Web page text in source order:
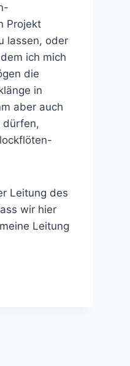
Projekt
lassen, oder
ich mich
die
in
aber auch
dürfen,
Leitung des
wir hier
Leitung